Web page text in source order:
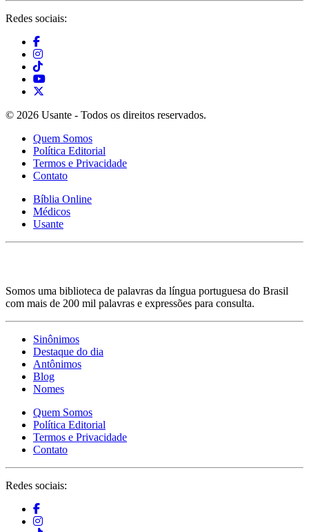
Redes sociais:
© 2026 Usante - Todos os direitos reservados.
Quem Somos
Política Editorial
Termos e Privacidade
Contato
Bíblia Online
Médicos
Usante
Somos uma biblioteca de palavras da língua portuguesa do Brasil
com mais de 200 mil palavras e expressões para consulta.
Sinônimos
Destaque do dia
Antônimos
Blog
Nomes
Quem Somos
Política Editorial
Termos e Privacidade
Contato
Redes sociais: